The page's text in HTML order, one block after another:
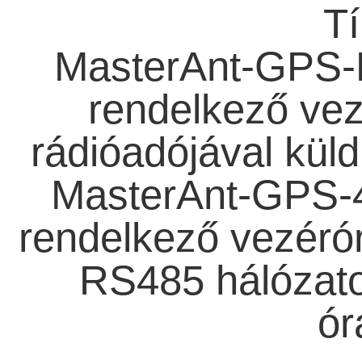
MasterAnt-
rendelkező
rádióadójával
MasterAnt-
rendelkező
RS485